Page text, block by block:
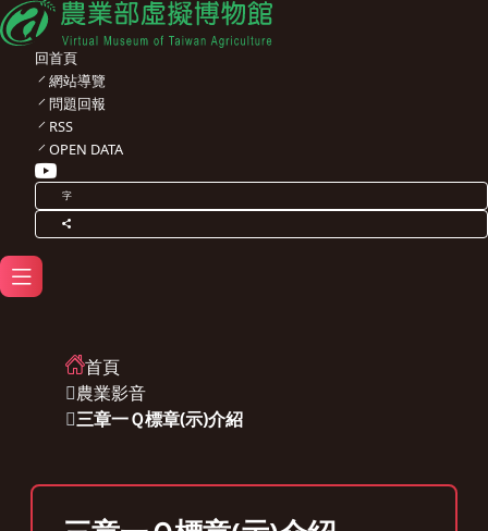
回首頁
網站導覽
問題回報
RSS
OPEN DATA
字
首頁
農業影音
三章一Ｑ標章(示)介紹